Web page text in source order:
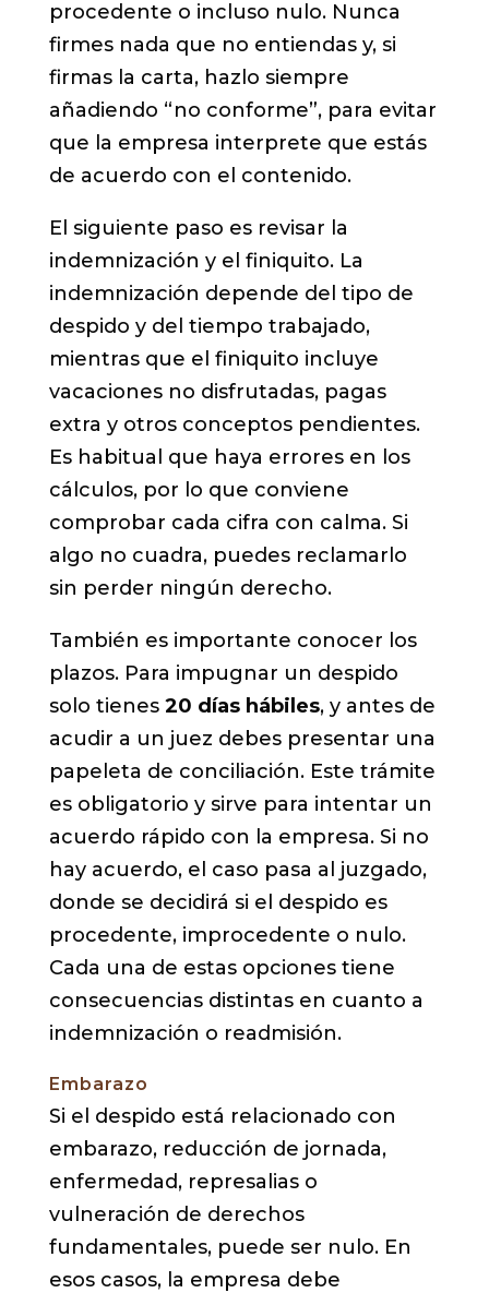
procedente o incluso nulo. Nunca
firmes nada que no entiendas y, si
firmas la carta, hazlo siempre
añadiendo “no conforme”, para evitar
que la empresa interprete que estás
de acuerdo con el contenido.
El siguiente paso es revisar la
indemnización y el finiquito. La
indemnización depende del tipo de
despido y del tiempo trabajado,
mientras que el finiquito incluye
vacaciones no disfrutadas, pagas
extra y otros conceptos pendientes.
Es habitual que haya errores en los
cálculos, por lo que conviene
comprobar cada cifra con calma. Si
algo no cuadra, puedes reclamarlo
sin perder ningún derecho.
También es importante conocer los
plazos. Para impugnar un despido
solo tienes 20 días hábiles, y antes de
acudir a un juez debes presentar una
papeleta de conciliación. Este trámite
es obligatorio y sirve para intentar un
acuerdo rápido con la empresa. Si no
hay acuerdo, el caso pasa al juzgado,
donde se decidirá si el despido es
procedente, improcedente o nulo.
Cada una de estas opciones tiene
consecuencias distintas en cuanto a
indemnización o readmisión.
Embarazo
Si el despido está relacionado con
embarazo, reducción de jornada,
enfermedad, represalias o
vulneración de derechos
fundamentales, puede ser nulo. En
esos casos, la empresa debe